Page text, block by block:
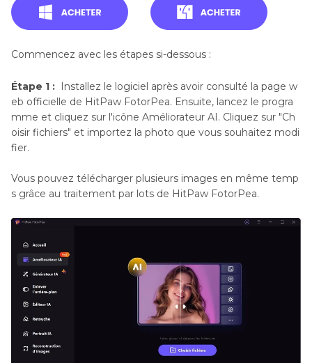
Commencez avec les étapes si-dessous :
Étape 1 : Installez le logiciel après avoir consulté la page w
eb officielle de HitPaw FotorPea. Ensuite, lancez le progra
mme et cliquez sur l'icône Améliorateur AI. Cliquez sur "Ch
oisir fichiers" et importez la photo que vous souhaitez modi
fier.
Vous pouvez télécharger plusieurs images en même temp
s grâce au traitement par lots de HitPaw FotorPea.